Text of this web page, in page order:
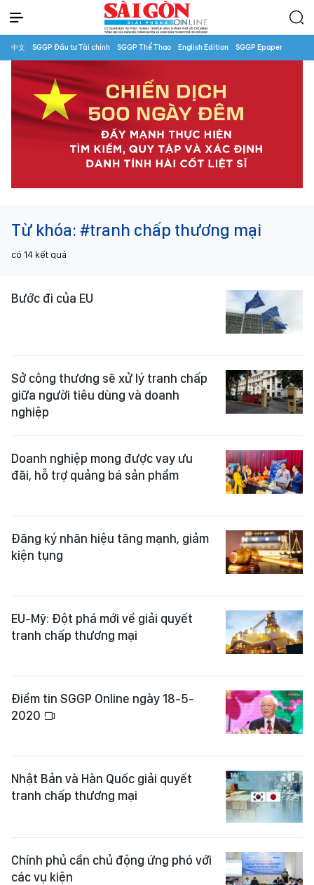
中文 SGGP Đầu tư Tài chính SGGP Thể Thao English Edition SGGP Epaper
Từ khóa: #tranh chấp thương mại
có 14 kết quả
Bước đi của EU
Sở công thương sẽ xử lý tranh chấp
giữa người tiêu dùng và doanh
nghiệp
Doanh nghiệp mong được vay ưu
đãi, hỗ trợ quảng bá sản phẩm
Đăng ký nhãn hiệu tăng mạnh, giảm
kiện tụng
EU-Mỹ: Đột phá mới về giải quyết
tranh chấp thương mại
Điểm tin SGGP Online ngày 18-5-
2020
Nhật Bản và Hàn Quốc giải quyết
tranh chấp thương mại
Chính phủ cần chủ động ứng phó với
các vụ kiện